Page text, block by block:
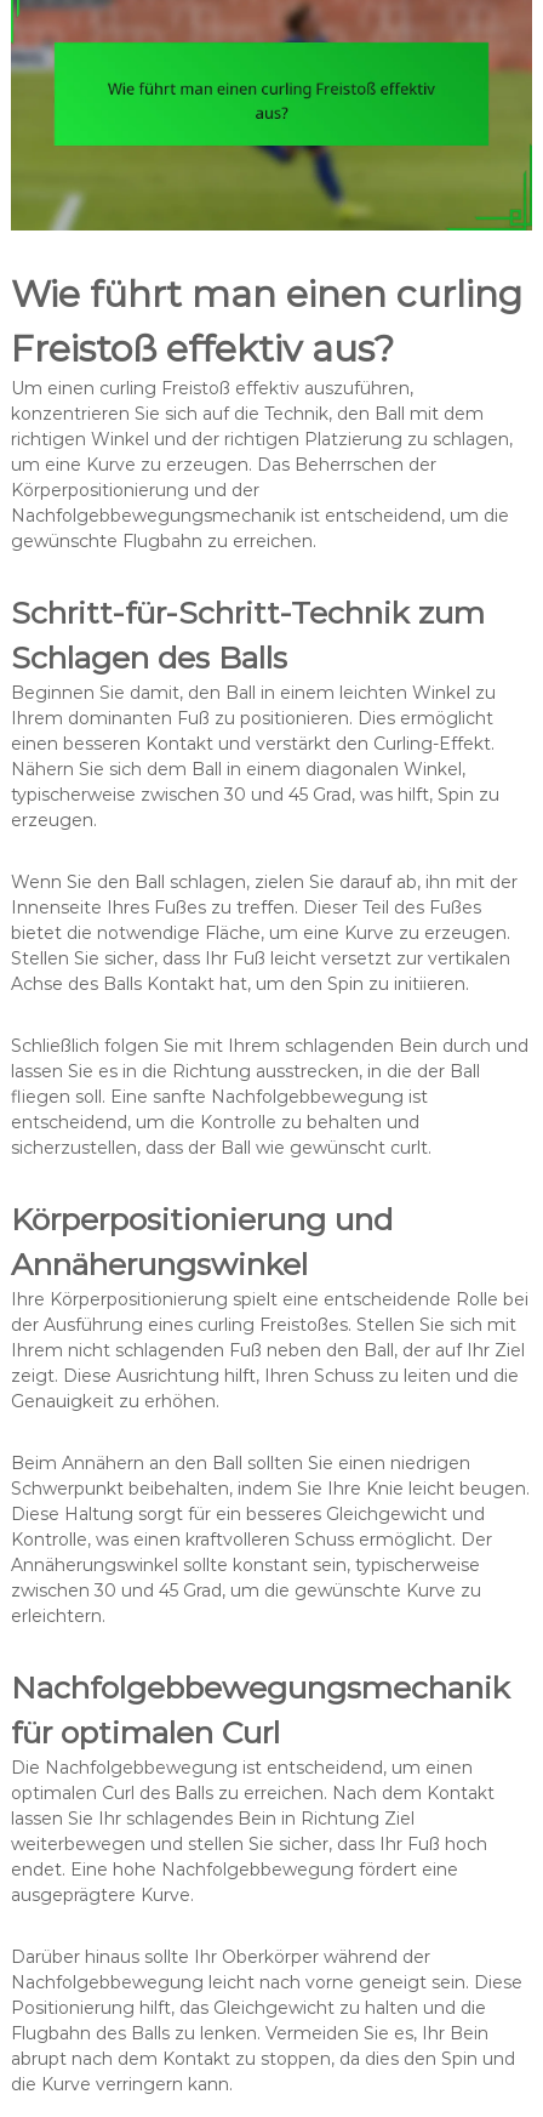
Wie führt man einen curling
Freistoß effektiv aus?
Um einen curling Freistoß effektiv auszuführen,
konzentrieren Sie sich auf die Technik, den Ball mit dem
richtigen Winkel und der richtigen Platzierung zu schlagen,
um eine Kurve zu erzeugen. Das Beherrschen der
Körperpositionierung und der
Nachfolgebbewegungsmechanik ist entscheidend, um die
gewünschte Flugbahn zu erreichen.
Schritt-für-Schritt-Technik zum
Schlagen des Balls
Beginnen Sie damit, den Ball in einem leichten Winkel zu
Ihrem dominanten Fuß zu positionieren. Dies ermöglicht
einen besseren Kontakt und verstärkt den Curling-Effekt.
Nähern Sie sich dem Ball in einem diagonalen Winkel,
typischerweise zwischen 30 und 45 Grad, was hilft, Spin zu
erzeugen.
Wenn Sie den Ball schlagen, zielen Sie darauf ab, ihn mit der
Innenseite Ihres Fußes zu treffen. Dieser Teil des Fußes
bietet die notwendige Fläche, um eine Kurve zu erzeugen.
Stellen Sie sicher, dass Ihr Fuß leicht versetzt zur vertikalen
Achse des Balls Kontakt hat, um den Spin zu initiieren.
Schließlich folgen Sie mit Ihrem schlagenden Bein durch und
lassen Sie es in die Richtung ausstrecken, in die der Ball
fliegen soll. Eine sanfte Nachfolgebbewegung ist
entscheidend, um die Kontrolle zu behalten und
sicherzustellen, dass der Ball wie gewünscht curlt.
Körperpositionierung und
Annäherungswinkel
Ihre Körperpositionierung spielt eine entscheidende Rolle bei
der Ausführung eines curling Freistoßes. Stellen Sie sich mit
Ihrem nicht schlagenden Fuß neben den Ball, der auf Ihr Ziel
zeigt. Diese Ausrichtung hilft, Ihren Schuss zu leiten und die
Genauigkeit zu erhöhen.
Beim Annähern an den Ball sollten Sie einen niedrigen
Schwerpunkt beibehalten, indem Sie Ihre Knie leicht beugen.
Diese Haltung sorgt für ein besseres Gleichgewicht und
Kontrolle, was einen kraftvolleren Schuss ermöglicht. Der
Annäherungswinkel sollte konstant sein, typischerweise
zwischen 30 und 45 Grad, um die gewünschte Kurve zu
erleichtern.
Nachfolgebbewegungsmechanik
für optimalen Curl
Die Nachfolgebbewegung ist entscheidend, um einen
optimalen Curl des Balls zu erreichen. Nach dem Kontakt
lassen Sie Ihr schlagendes Bein in Richtung Ziel
weiterbewegen und stellen Sie sicher, dass Ihr Fuß hoch
endet. Eine hohe Nachfolgebbewegung fördert eine
ausgeprägtere Kurve.
Darüber hinaus sollte Ihr Oberkörper während der
Nachfolgebbewegung leicht nach vorne geneigt sein. Diese
Positionierung hilft, das Gleichgewicht zu halten und die
Flugbahn des Balls zu lenken. Vermeiden Sie es, Ihr Bein
abrupt nach dem Kontakt zu stoppen, da dies den Spin und
die Kurve verringern kann.